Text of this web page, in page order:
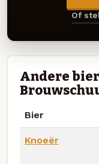
Of
Andere
Bier
Knoeër